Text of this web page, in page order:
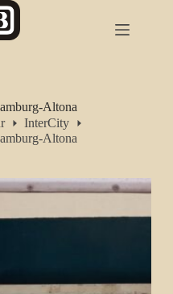
Altona
InterCity
Altona